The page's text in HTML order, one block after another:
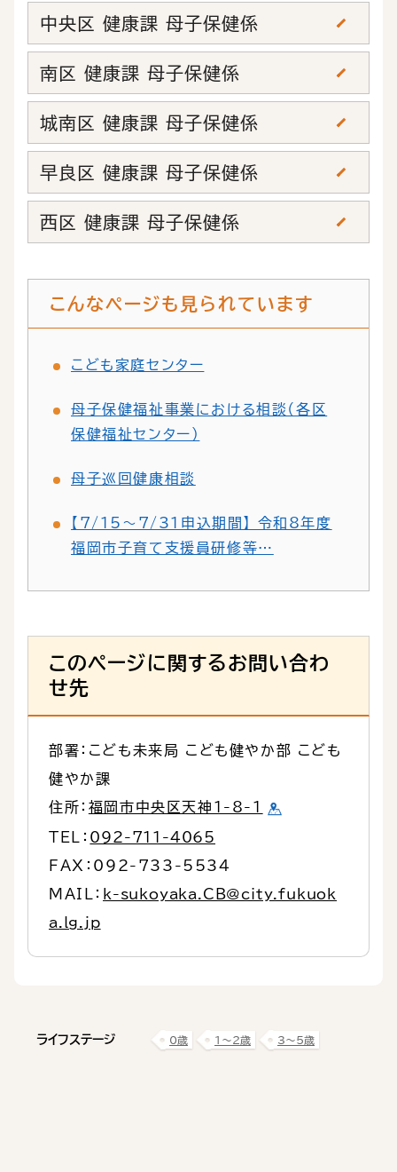
中央区 健康課 母子保健係
南区 健康課 母子保健係
城南区 健康課 母子保健係
早良区 健康課 母子保健係
西区 健康課 母子保健係
こんなページも見られています
こども家庭センター
母子保健福祉事業における相談（各区
保健福祉センター）
母子巡回健康相談
【7/15～7/31申込期間】 令和8年度
福岡市子育て支援員研修等…
このページに関するお問い合わ
せ先
部署：こども未来局 こども健やか部 こども
健やか課
住所： 福岡市中央区天神1-8-1
TEL： 092-711-4065
FAX：092-733-5534
MAIL： k-sukoyaka.CB@city.fukuok
a.lg.jp
ライフステージ 0歳 1〜2歳 3〜5歳